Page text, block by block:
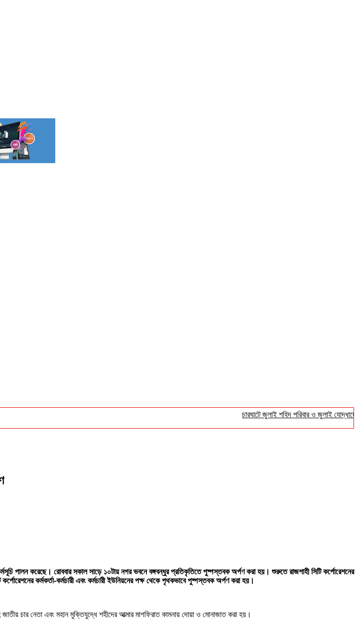
চারঘাটে জুলাই শহিদ পরিবার ও জুলাই যোদ্ধাদের
কর্মসূচি পালন করেছে। রোববার সকাল সাড়ে ১০টায় নগর ভবনে বঙ্গবন্ধুর প্রতিকৃতিতে পুষ্পস্তবক অর্পণ করা হয়। শুরুতে রাজশাহী সিটি কর্পোরেশনের
কর্মকর্তা-কর্মচারী এবং কর্মচারী ইউনিয়নের পক্ষ থেকে পৃথকভাবে পুষ্পস্তবক অর্পণ করা হয়।
চার নেতা এবং মহান মুক্তিযুদ্ধে শহীদের আত্মার মাগফিরাত কামনায় দোয়া ও মোনাজাত করা হয়।